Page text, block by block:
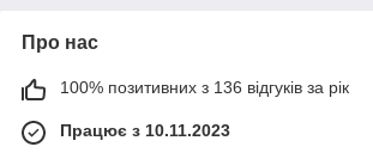
Про нас
100% позитивних з 136 відгуків за рік
Працює з 10.11.2023